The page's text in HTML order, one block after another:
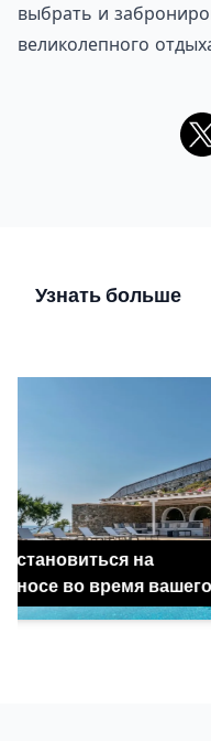
выбрать и
великолепного
Узнать больше
на
во время вашего